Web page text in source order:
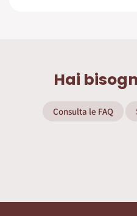
Hai
Consulta le FAQ